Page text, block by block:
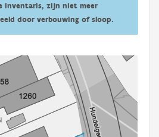
inventaris, zijn niet meer
door verbouwing of sloop.